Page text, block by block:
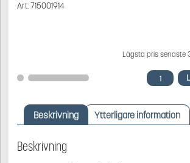
Art:715001914
Lägsta pris senaste
20
mängd
Beskrivning Ytterligare information
Beskrivning